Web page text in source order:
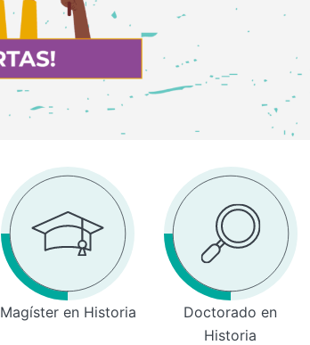
Magíster en Historia
Doctorado en
Historia